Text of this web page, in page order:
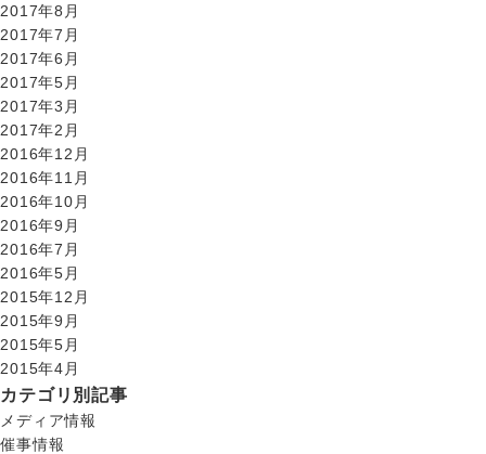
2017年8月
2017年7月
2017年6月
2017年5月
2017年3月
2017年2月
2016年12月
2016年11月
2016年10月
2016年9月
2016年7月
2016年5月
2015年12月
2015年9月
2015年5月
2015年4月
カテゴリ別記事
メディア情報
催事情報